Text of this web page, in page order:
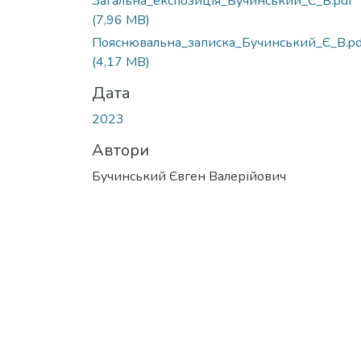
(7,96 MB)
(4,17 MB)
Дата
2023
Автори
Бучинський Євген Валерійович